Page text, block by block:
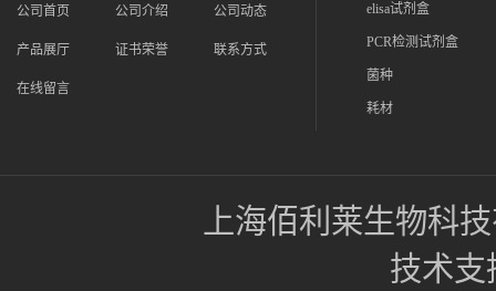
公司首页 公司介绍 公司动态
产品展厅 证书荣誉 联系方式
在线留言
elisa试剂盒
PCR检测试剂盒
菌种
耗材
上海佰利莱生物科
技术